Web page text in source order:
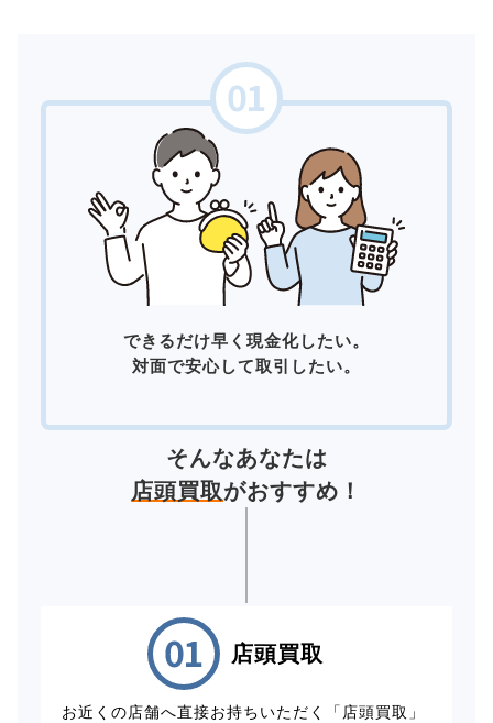
できるだけ早く現金化したい。
対面で安心して取引したい。
そんなあなたは
店頭買取がおすすめ！
店頭買取
お近くの店舗へ直接お持ちいただく「店頭買取」